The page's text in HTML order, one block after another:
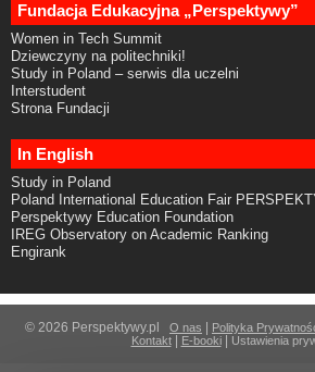
Fundacja Edukacyjna „Perspektywy”
Women in Tech Summit
Dziewczyny na politechniki!
Study in Poland – serwis dla uczelni
Interstudent
Strona Fundacji
In English
Study in Poland
Poland International Education Fair
Perspektywy Education Foundation
IREG Observatory on Academic Ranking
Engirank
© 2026 Perspektywy.pl O nas Polityka
Kontakt| E-booki| Ustawienia